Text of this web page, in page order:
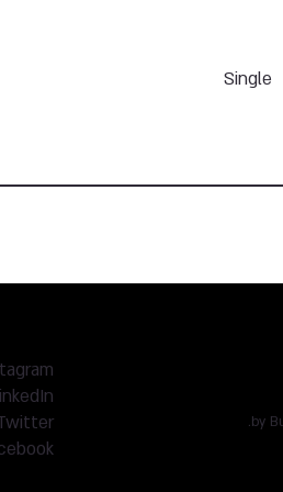
Single